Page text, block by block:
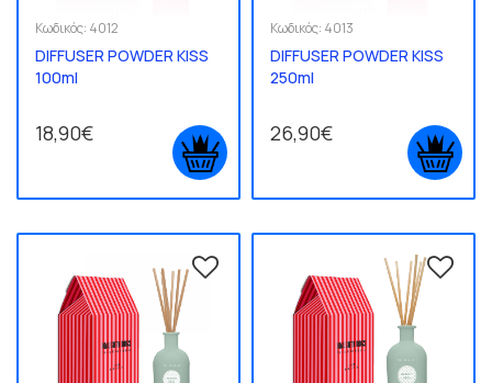
Κωδικός: 4012
DIFFUSER POWDER KISS
100ml
18,90€
Κωδικός: 4013
DIFFUSER POWDER KISS
250ml
26,90€